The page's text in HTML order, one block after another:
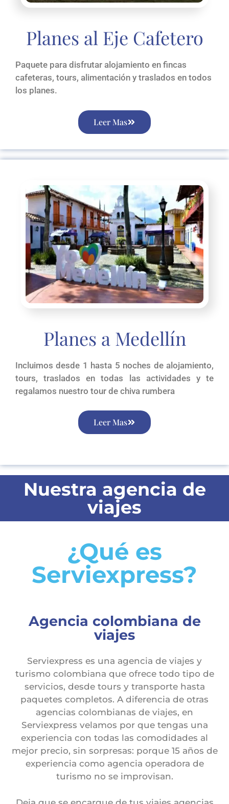
Planes al Eje Cafetero
Paquete para disfrutar alojamiento en fincas
cafeteras, tours, alimentación y traslados en todos
los planes.
Leer Mas
Planes a Medellín
Incluimos desde 1 hasta 5 noches de alojamiento,
tours, traslados en todas las actividades y te
regalamos nuestro tour de chiva rumbera
Leer Mas
Nuestra agencia de
viajes
¿Qué es
Serviexpress?
Agencia colombiana de
viajes
Serviexpress es una agencia de viajes y
turismo colombiana que ofrece todo tipo de
servicios, desde tours y transporte hasta
paquetes completos. A diferencia de otras
agencias colombianas de viajes, en
Serviexpress velamos por que tengas una
experiencia con todas las comodidades al
mejor precio, sin sorpresas: porque 15 años de
experiencia como agencia operadora de
turismo no se improvisan.